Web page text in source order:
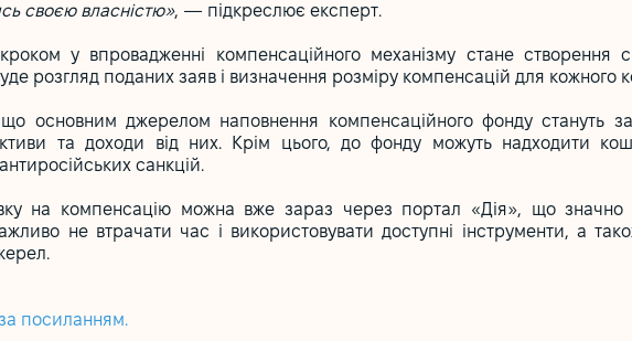
своєю власністю», — підкреслює експерт.
у впровадженні компенсаційного механізму стане створення
розгляд поданих заяв і визначення розміру компенсацій для кожного
що основним джерелом наповнення компенсаційного фонду стануть
та доходи від них. Крім цього, до фонду можуть надходити
санкцій.
на компенсацію можна вже зараз через портал «Дія», що
не втрачати час і використовувати доступні інструменти, а
посиланням.